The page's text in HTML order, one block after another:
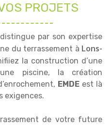
PROJETS
par son expertise
du terrassement à Lons-
la construction d’une
piscine, la création
EMDEest là
exigences.
de votre future